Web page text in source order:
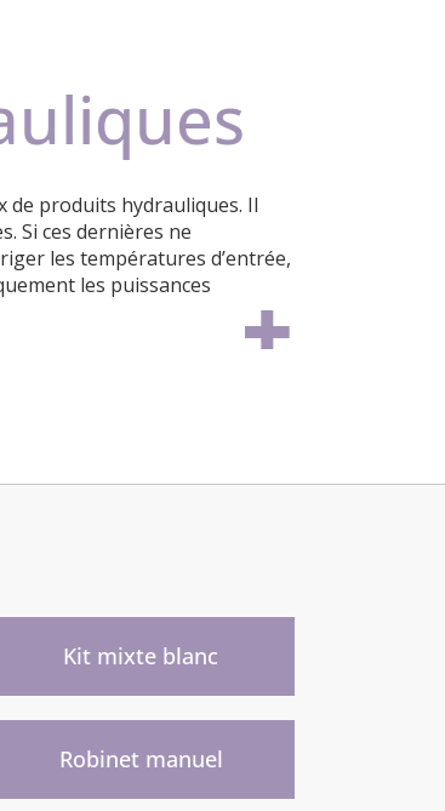
de produits hydrauliques. Il
Si ces dernières ne
les températures d’entrée,
les puissances
Kit mixte blanc
Robinet manuel